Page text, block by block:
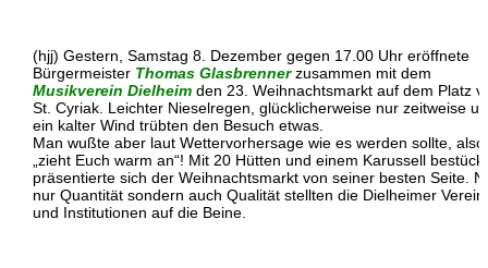
(hjj) Gestern, Samstag 8. Dezember gegen 17.00 Uhr eröffnete
Bürgermeister Thomas Glasbrennerzusammen mit dem
Musikverein Dielheim den 23. Weihnachtsmarkt auf dem Platz
St. Cyriak. Leichter Nieselregen, glücklicherweise nur zeitweise
ein kalter Wind trübten den Besuch etwas.
Man wußte aber laut Wettervorhersage wie es werden sollte, also
„zieht Euch warm an“! Mit 20 Hütten und einem Karussell
präsentierte sich der Weihnachtsmarkt von seiner besten Seite.
nur Quantität sondern auch Qualität stellten die Dielheimer
und Institutionen auf die Beine.